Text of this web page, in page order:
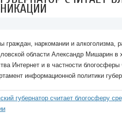
граждан, наркомании и алкоголизма,
области Александр Мишарин в
Интернет и в частности
информационной политики